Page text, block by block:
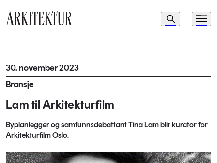
Navigasjon
Søk Meny
30. november 2023
Bransje
Lam til Arkitekturfilm
Byplanlegger og samfunnsdebattant Tina Lam blir kurator for
Arkitekturfilm Oslo.